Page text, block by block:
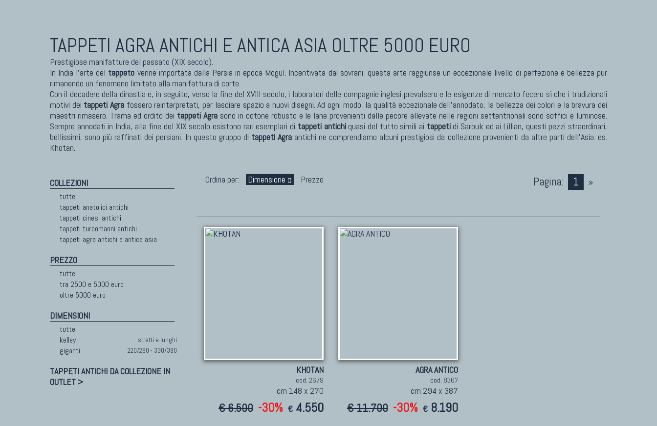
TAPPETI AGRA ANTICHI E ANTICA ASIA OLTRE 5000 EURO
Prestigiose manifatture del passato (XIX secolo).
In India l'arte del tappeto venne importata dalla Persia in epoca Mogul. Incentivata dai sovrani, questa arte raggiunse un eccezionale livello di perfezione e bellezza pur
rimanendo un fenomeno limitato alla manifattura di corte.
Con il decadere della dinastia e, in seguito, verso la fine del XVIII secolo, i laboratori delle compagnie inglesi prevalsero e le esigenze di mercato fecero sì che i tradizionali
motivi dei tappeti Agra fossero reinterpretati, per lasciare spazio a nuovi disegni. Ad ogni modo, la qualità eccezionale dell'annodato, la bellezza dei colori e la bravura dei
maestri rimasero. Trama ed ordito dei tappeti Agrasono in cotone robusto e le lane provenienti dalle pecore allevate nelle regioni settentrionali sono soffici e luminose.
Sempre annodati in India, alla fine del XIX secolo esistono rari esemplari di tappeti antichiquasi del tutto simili ai tappetidi Sarouk ed ai Lillian, questi pezzi straordinari,
bellissimi, sono più raffinati dei persiani. In questo gruppo di tappeti Agraantichi ne comprendiamo alcuni prestigiosi da collezione provenienti da altre parti dell'Asia. es.
Khotan.
COLLEZIONI
tutte
tappeti anatolici antichi
tappeti cinesi antichi
tappeti turcomanni antichi
tappeti agra antichi e antica asia
PREZZO
tutte
tra 2500 e 5000 euro
oltre 5000 euro
DIMENSIONI
tutte
kelley
stretti e lunghi
giganti 220/280 - 330/380
TAPPETI ANTICHI DA COLLEZIONE IN
OUTLET >
Ordina per: Dimensione Prezzo Pagina: 1 »
KHOTAN
cod. 2679
cm 148 x 270
€ 6.500 -30% € 4.550
AGRA ANTICO
cod. 8367
cm 294 x 387
€ 11.700 -30% € 8.190